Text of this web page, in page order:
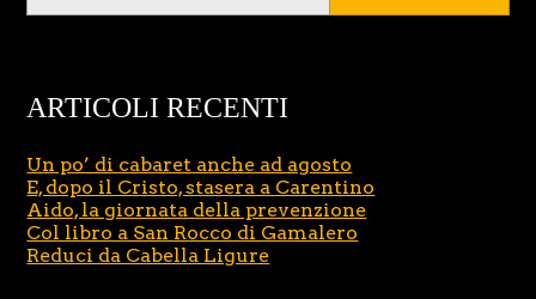
ARTICOLI RECENTI
Un po’ di cabaret anche ad agosto
E, dopo il Cristo, stasera a Carentino
Aido, la giornata della prevenzione
Col libro a San Rocco di Gamalero
Reduci da Cabella Ligure